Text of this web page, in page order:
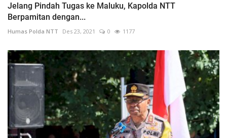
Jelang Pindah Tugas ke Maluku, Kapolda NTT
Berpamitan dengan...
Humas Polda NTT Des 23, 2021 0 1177